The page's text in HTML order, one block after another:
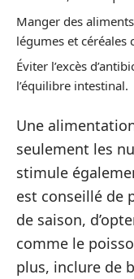
Manger des
légumes et céréales
Éviter l’excès
l’équilibre intestinal.
Une
seulement les
stimule
est conseillé de
de saison,
comme le
plus, inclure de